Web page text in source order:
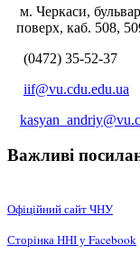
м. Черкаси,
поверх, каб. 508,
(0472) 35-52-37
iif@vu.cdu.edu.ua
Важливі
Офіційний сайт ЧНУ
Сторінка ННІ у Facebook